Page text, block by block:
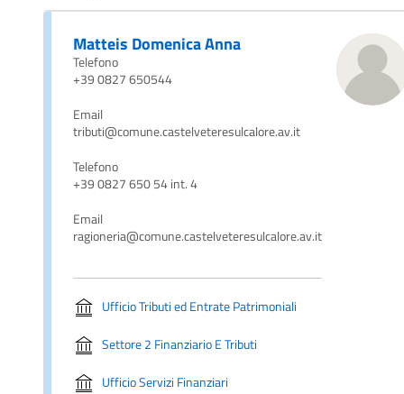
Matteis Domenica Anna
Telefono
+39 0827 650544
Email
tributi@comune.castelveteresulcalore.av.it
Telefono
+39 0827 650 54 int. 4
Email
ragioneria@comune.castelveteresulcalore.av.it
Ufficio Tributi ed Entrate Patrimoniali
Settore 2 Finanziario E Tributi
Ufficio Servizi Finanziari